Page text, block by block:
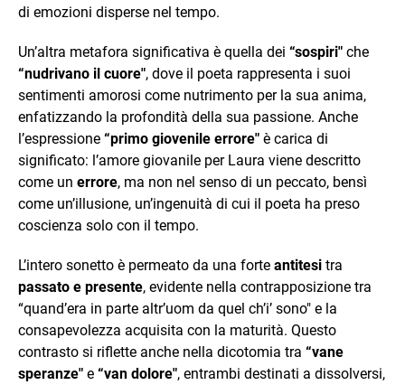
di emozioni disperse nel tempo.
Un’altra metafora significativa è quella dei “sospiri" che
“nudrivano il cuore", dove il poeta rappresenta i suoi
sentimenti amorosi come nutrimento per la sua anima,
enfatizzando la profondità della sua passione. Anche
l’espressione “primo giovenile errore" è carica di
significato: l’amore giovanile per Laura viene descritto
come un errore, ma non nel senso di un peccato, bensì
come un’illusione, un’ingenuità di cui il poeta ha preso
coscienza solo con il tempo.
L’intero sonetto è permeato da una forte antitesi tra
passato e presente, evidente nella contrapposizione tra
“quand’era in parte altr’uom da quel ch’i’ sono" e la
consapevolezza acquisita con la maturità. Questo
contrasto si riflette anche nella dicotomia tra “vane
speranze" e “van dolore", entrambi destinati a dissolversi,